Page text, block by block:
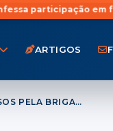
furto de gado e
ARTIGOS
QUATRO HOMENS SÃO PRESOS PELA BRIGADA MILITAR COM ARMA E DROGAS EM RESTINGA SÊCA